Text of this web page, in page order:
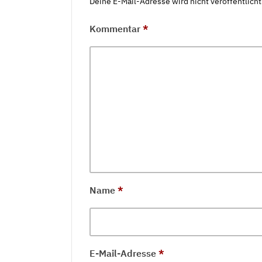
Kommentar *
Name *
E-Mail-Adresse *